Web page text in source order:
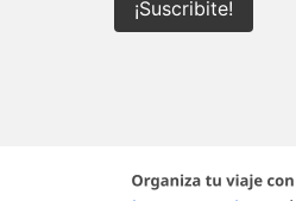
¡Suscribite!